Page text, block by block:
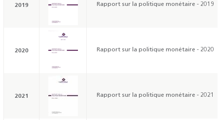
2019 Rapport sur la politique monétaire - 2019
2020 Rapport sur la politique monétaire - 2020
2021 Rapport sur la politique monétaire - 2021